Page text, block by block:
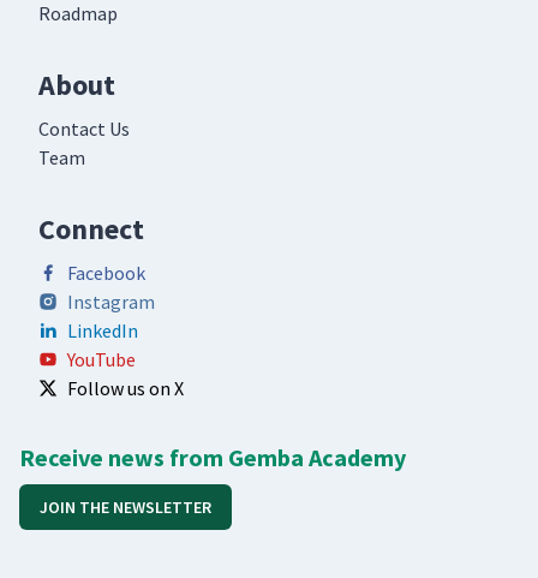
Roadmap
About
Contact Us
Team
Connect
Facebook
Instagram
LinkedIn
YouTube
Follow us on X
Receive news from Gemba Academy
JOIN THE NEWSLETTER